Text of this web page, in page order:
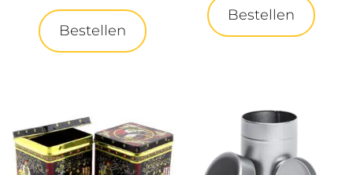
Bestellen
Bestellen